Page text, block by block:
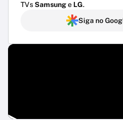
TVsSamsunge LG.
Siga no